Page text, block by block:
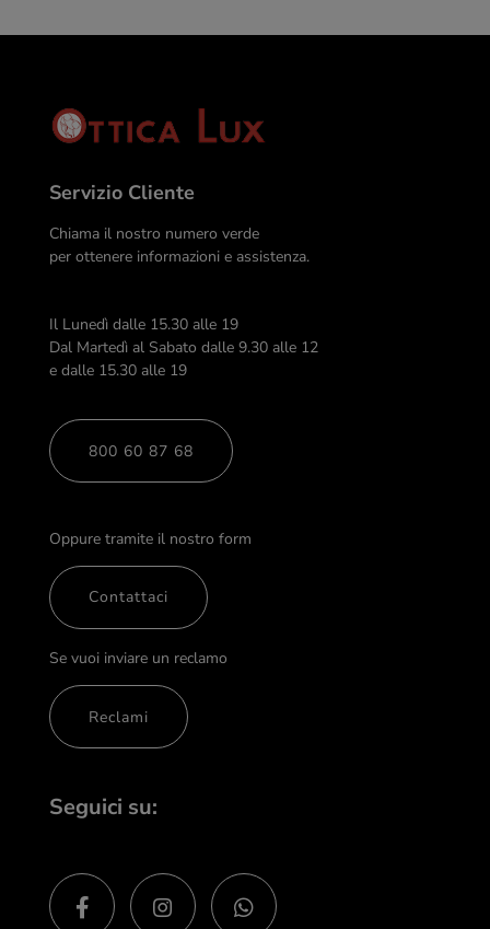
Servizio Cliente
Chiama il nostro numero verde
per ottenere informazioni e assistenza.
Il Lunedì dalle 15.30 alle 19
Dal Martedì al Sabato dalle 9.30 alle 12
e dalle 15.30 alle 19
800 60 87 68
Oppure tramite il nostro form
Contattaci
Se vuoi inviare un reclamo
Reclami
Seguici su: